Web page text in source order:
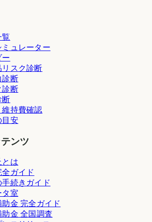
覧
ュレーター
ー
リスク診断
診断
診断
断
維持費確認
目安
ンツ
とは
ガイド
続きガイド
タ室
金 完全ガイド
金 全国調査